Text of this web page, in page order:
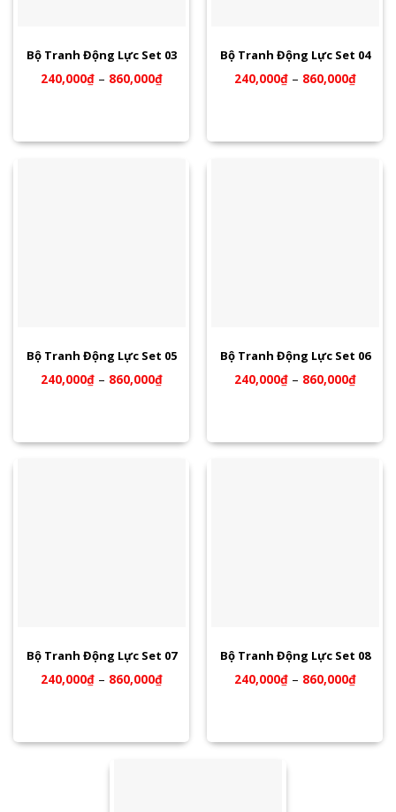
Bộ Tranh Động Lực Set 03
240,000₫– 860,000₫
Bộ Tranh Động Lực Set 04
240,000₫– 860,000₫
Bộ Tranh Động Lực Set 05
240,000₫– 860,000₫
Bộ Tranh Động Lực Set 06
240,000₫– 860,000₫
Bộ Tranh Động Lực Set 07
240,000₫– 860,000₫
Bộ Tranh Động Lực Set 08
240,000₫– 860,000₫